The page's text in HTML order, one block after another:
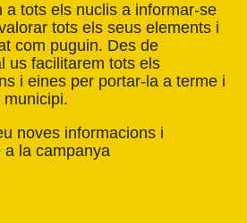
a tots els nuclis a informar-se
tots els seus elements i
com puguin. Des de
us facilitarem tots els
i eines per portar-la a terme i
noves informacions i
a la campanya